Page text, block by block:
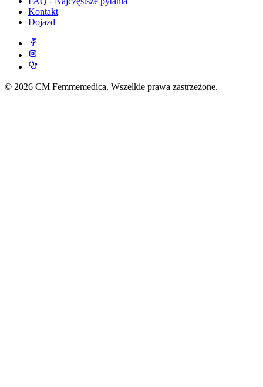
Kontakt
Dojazd
© 2026 CM Femmemedica. Wszelkie prawa zastrzeżone.